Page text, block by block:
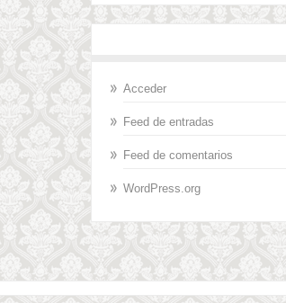
Acceder
Feed de entradas
Feed de comentarios
WordPress.org